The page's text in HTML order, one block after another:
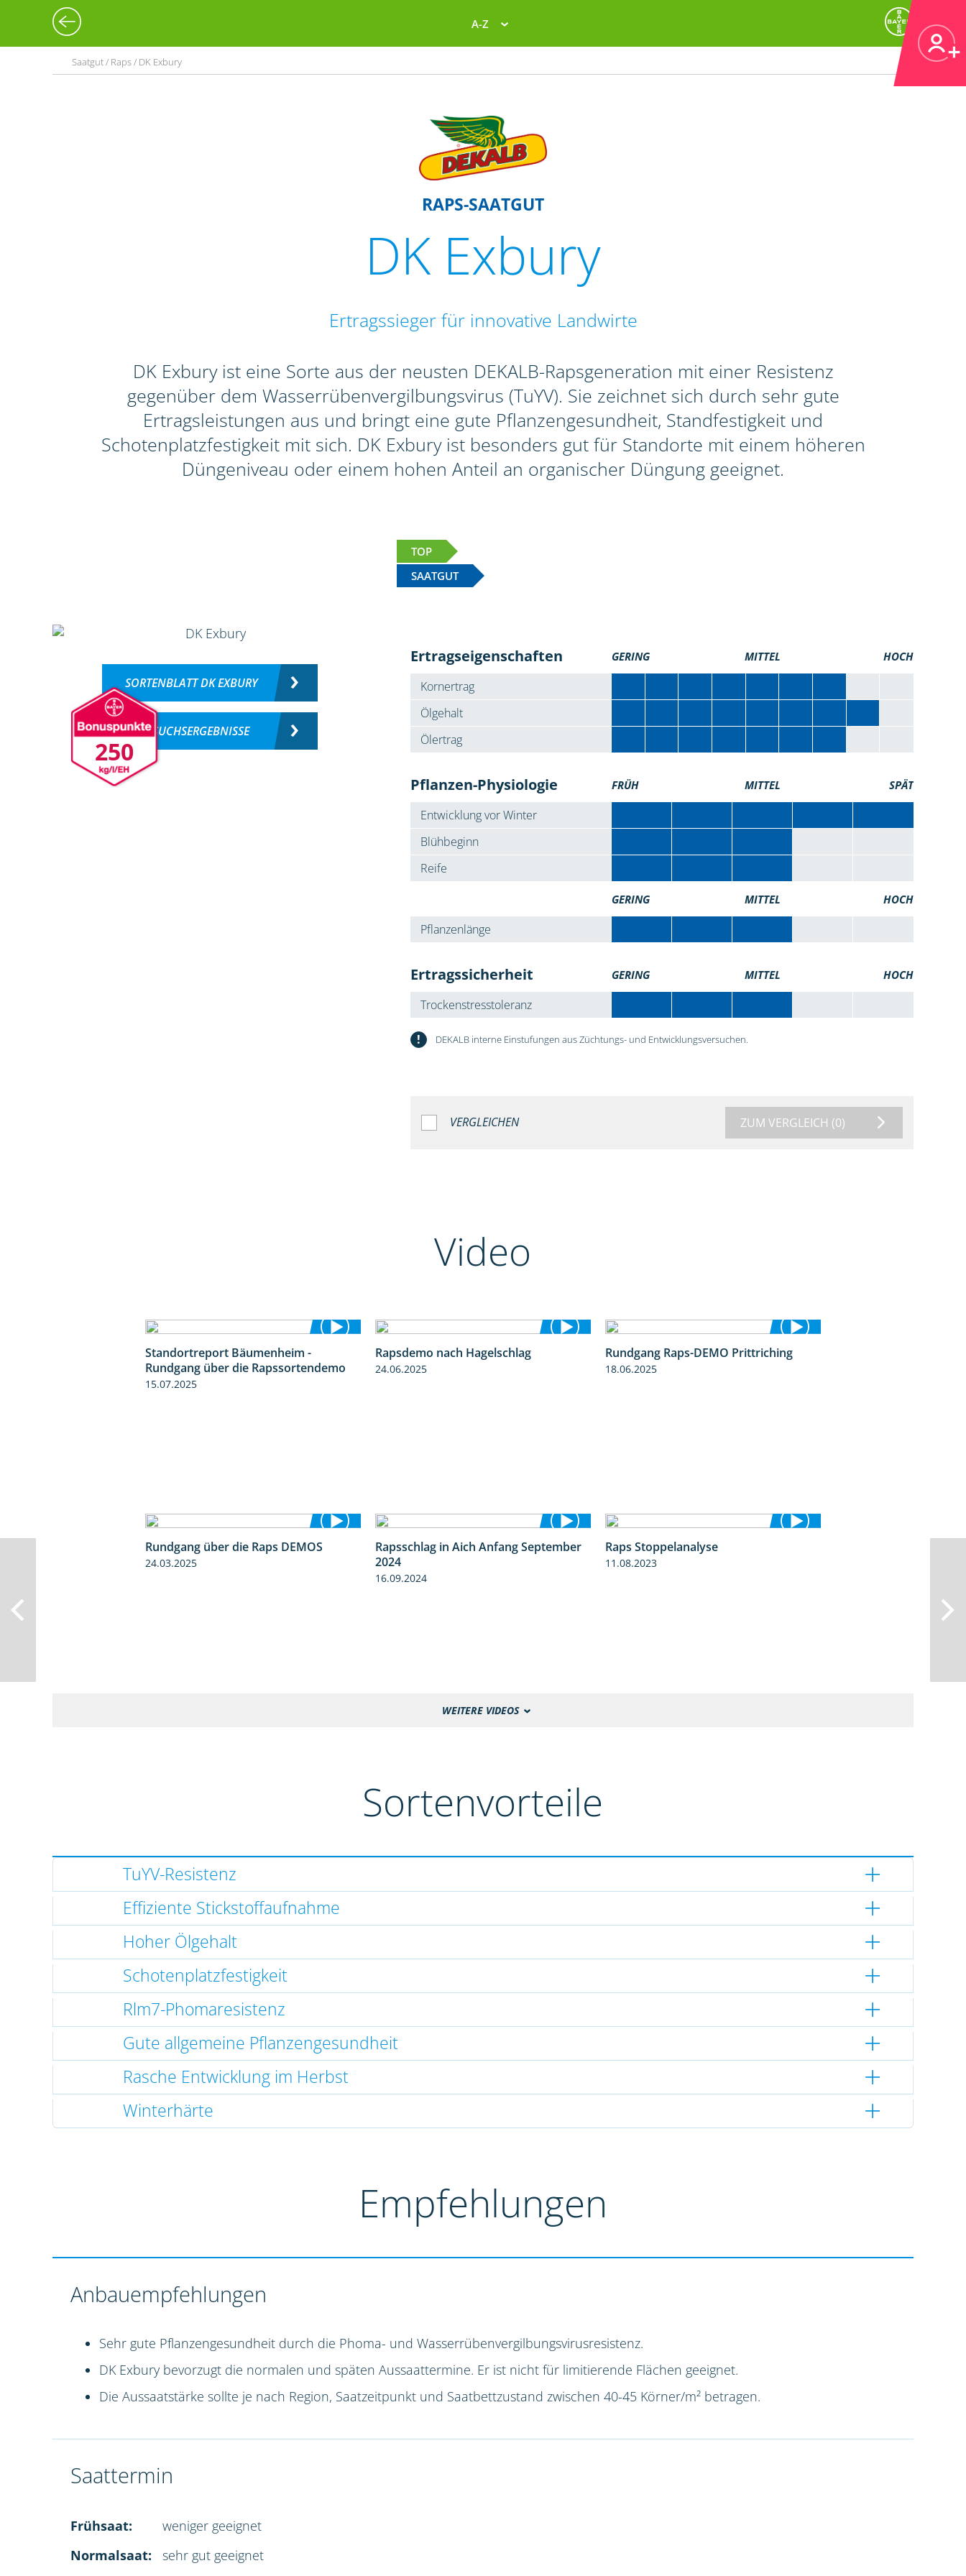
A-Z
Saatgut / Raps / DK Exbury
RAPS-SAATGUT
DK Exbury
Ertragssieger für innovative Landwirte
DK Exbury ist eine Sorte aus der neusten DEKALB-Rapsgeneration mit einer Resistenz
gegenüber dem Wasserrübenvergilbungsvirus (TuYV). Sie zeichnet sich durch sehr gute
Ertragsleistungen aus und bringt eine gute Pflanzengesundheit, Standfestigkeit und
Schotenplatzfestigkeit mit sich. DK Exbury ist besonders gut für Standorte mit einem höheren
Düngeniveau oder einem hohen Anteil an organischer Düngung geeignet.
TOP
SAATGUT
250
SORTENBLATT DK EXBURY
VERSUCHSERGEBNISSE
Ertragseigenschaften GERING MITTEL HOCH
Kornertrag
Ölgehalt
Ölertrag
Pflanzen-Physiologie FRÜH MITTEL SPÄT
Entwicklung vor Winter
Blühbeginn
Reife
GERING MITTEL HOCH
Pflanzenlänge
Ertragssicherheit GERING MITTEL HOCH
Trockenstresstoleranz
! DEKALB interne Einstufungen aus Züchtungs- und Entwicklungsversuchen.
VERGLEICHEN ZUM VERGLEICH (0)
Video
Standortreport Bäumenheim -
Rundgang über die Rapssortendemo
15.07.2025
Rapsdemo nach Hagelschlag
24.06.2025
5:34
Rundgang Raps-DEMO Prittriching
18.06.2025
Rundgang über die Raps DEMOS
24.03.2025
1:50
Rapsschlag in Aich Anfang September
2024
16.09.2024
Raps Stoppelanalyse
11.08.2023
WEITERE VIDEOS
Sortenvorteile
TuYV-Resistenz
Effiziente Stickstoffaufnahme
Hoher Ölgehalt
Schotenplatzfestigkeit
Rlm7-Phomaresistenz
Gute allgemeine Pflanzengesundheit
Rasche Entwicklung im Herbst
Winterhärte
Empfehlungen
Anbauempfehlungen
Sehr gute Pflanzengesundheit durch die Phoma- und Wasserrübenvergilbungsvirusresistenz.
DK Exbury bevorzugt die normalen und späten Aussaattermine. Er ist nicht für limitierende Flächen geeignet.
Die Aussaatstärke sollte je nach Region, Saatzeitpunkt und Saatbettzustand zwischen 40-45 Körner/m² betragen.
Saattermin
Frühsaat:
weniger geeignet
Normalsaat:
sehr gut geeignet